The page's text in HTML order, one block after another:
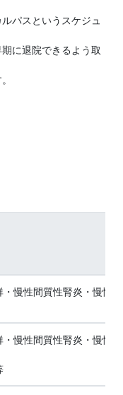
パスというスケジュ
に退院できるよう取
・慢性間質性腎炎・慢性
・慢性間質性腎炎・慢性